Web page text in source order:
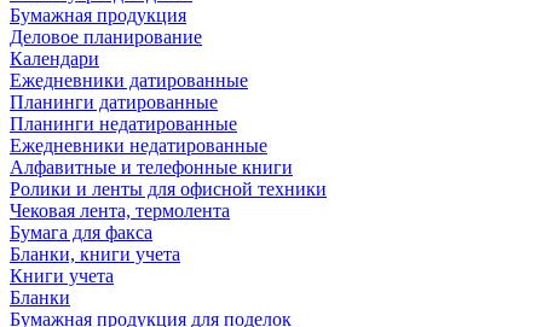
Бумажная продукция
Деловое планирование
Календари
Ежедневники датированные
Планинги датированные
Планинги недатированные
Ежедневники недатированные
Алфавитные и телефонные книги
Ролики и ленты для офисной техники
Чековая лента, термолента
Бумага для факса
Бланки, книги учета
Книги учета
Бланки
Бумажная продукция для поделок